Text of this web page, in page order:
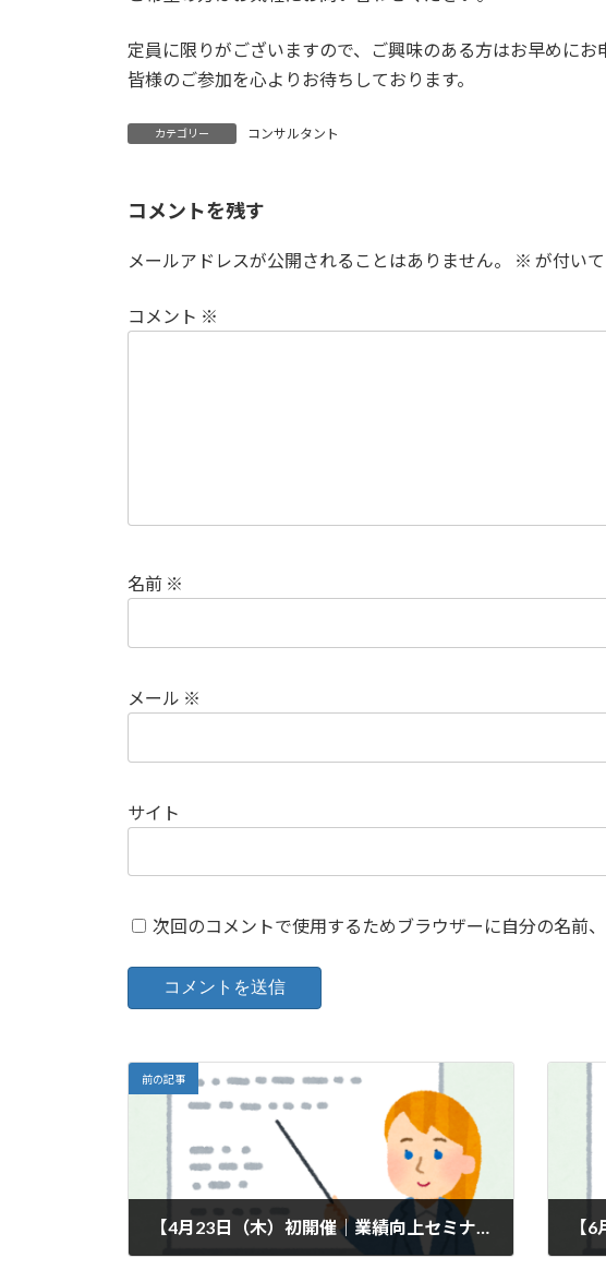
定員に限りがございますので、ご興味のある方はお早めにお
皆様のご参加を心よりお待ちしております。
カテゴリー コンサルタント
コメントを残す
メールアドレスが公開されることはありません。 ※ が付い
コメント ※
名前 ※
メール ※
サイト
次回のコメントで使用するためブラウザーに自分の名前
前の記事
【4月23日（木）初開催｜業績向上セミナーのご案内】